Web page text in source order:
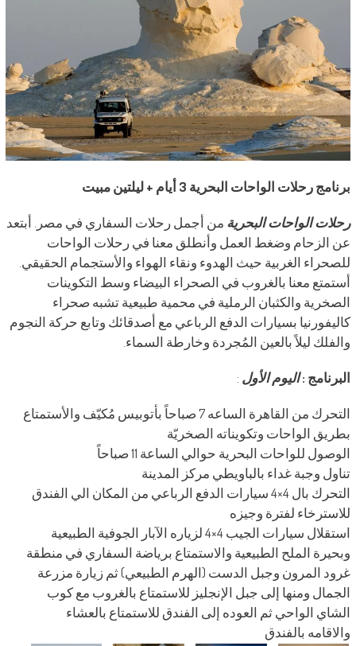
برنامج رحلات الواحات البحرية 3 أيام + ليلتين مبيت
رحلات الواحات البحرية من أجمل رحلات السفاري في مصر. أبتعد
عن الزحام وضغط العمل وأنطلق معنا في رحلات الواحات
للصحراء الغربية حيث الهدوء ونقاء الهواء والأستجمام الحقيقي.
أستمتع معنا بالغروب في الصحراء البيضاء وسط التكوينات
الصخرية والكثبان الرملية في محمية طبيعية تشبه صحراء
كاليفورنيا بسيارات الدفع الرباعي مع أصدقائك وتابع حركة النجوم
والفلك ليلاً بالعين المُجردة وخارطة السماء.
البرنامج :اليوم الأول :
التحرك من القاهرة الساعه 7 صباحاً بأتوبيس مُكيّف والأستمتاع
بطريق الواحات وتكويناته الصخريّة
الوصول للواحات البحرية حوالي الساعة 11 صباحاً
تناول وجبة غداء بالباويطي مركز المدينة
التحرك بال 4×4 سيارات الدفع الرباعي من المكان الي الفندق
للاسترخاء لفترة وجيزه
استقلال سيارات الجيب 4×4 لزياره الآبار الجوفية الطبيعية
وبحيرة الملح الطبيعية والاستمتاع برياضة السفاري في منطقة
غرود المرون وجبل الدست (الهرم الطبيعي) ثم زيارة مزرعة
الجمال ومنها إلى جبل الإنجليز للاستمتاع بالغروب مع كوب
الشاي الواحي ثم العوده إلى الفندق للاستمتاع بالعشاء
والاقامه بالفندق